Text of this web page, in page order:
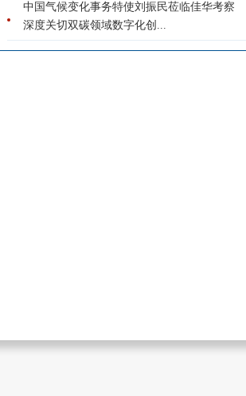
中国气候变化事务特使刘振民莅临佳华考察
深度关切双碳领域数字化创...